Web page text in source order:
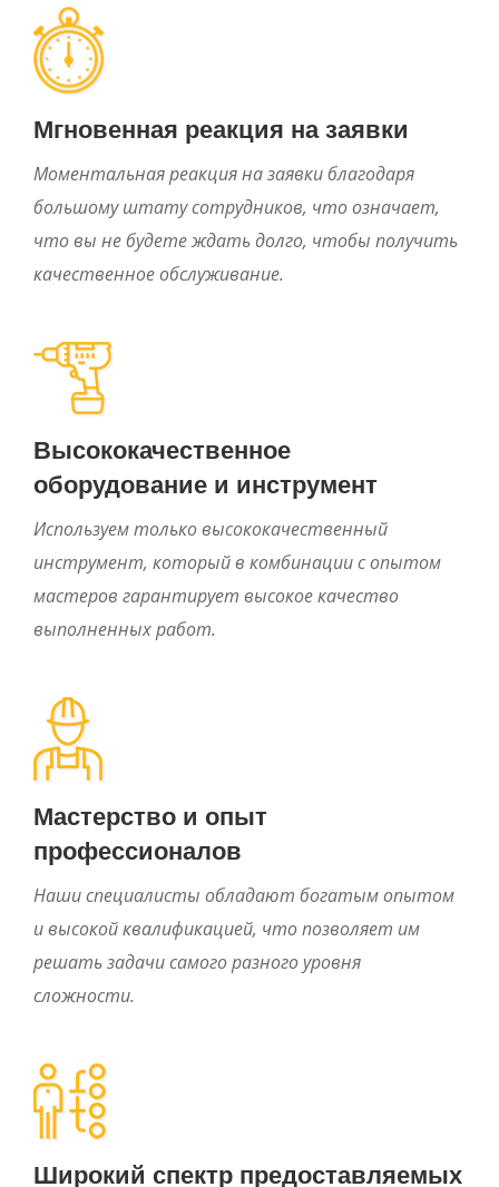
Мгновенная реакция на заявки
Моментальная реакция на заявки благодаря
большому штату сотрудников, что означает,
что вы не будете ждать долго, чтобы получить
качественное обслуживание.
Высококачественное
оборудование и инструмент
Используем только высококачественный
инструмент, который в комбинации с опытом
мастеров гарантирует высокое качество
выполненных работ.
Мастерство и опыт
профессионалов
Наши специалисты обладают богатым опытом
и высокой квалификацией, что позволяет им
решать задачи самого разного уровня
сложности.
Широкий спектр предоставляемых